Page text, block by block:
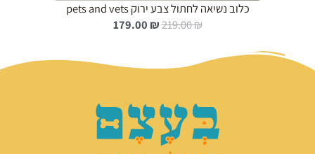
כלוב נשיאה לחתול צבע ירוק pets and vets
219.00₪
ה
י
מ
ק
179.00 ₪
ה
י
ו